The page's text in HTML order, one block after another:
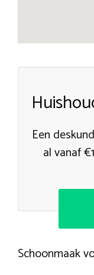
Een
al vanaf
Schoonmaak